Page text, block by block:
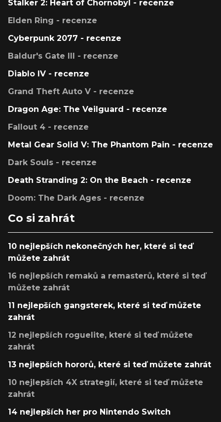
Stalker 2: Heart of Chornobyl - recenze
Elden Ring - recenze
Cyberpunk 2077 - recenze
Baldur's Gate III - recenze
Diablo IV - recenze
Grand Theft Auto V - recenze
Dragon Age: The Veilguard - recenze
Fallout 4 - recenze
Metal Gear Solid V: The Phantom Pain - recenze
Dark Souls - recenze
Death Stranding 2: On the Beach - recenze
Doom: The Dark Ages - recenze
Co si zahrát
10 nejlepších nekonečných her, které si teď
můžete zahrát
16 nejlepších remaků a remasterů, které si teď
můžete zahrát
11 nejlepších gangsterek, které si teď můžete
zahrát
12 nejlepších roguelite, které si teď můžete
zahrát
13 nejlepších hororů, které si teď můžete zahrát
10 nejlepších 4X strategií, které si teď můžete
zahrát
14 nejlepších her pro Nintendo Switch